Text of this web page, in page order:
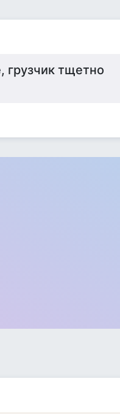
грузчик тщетно